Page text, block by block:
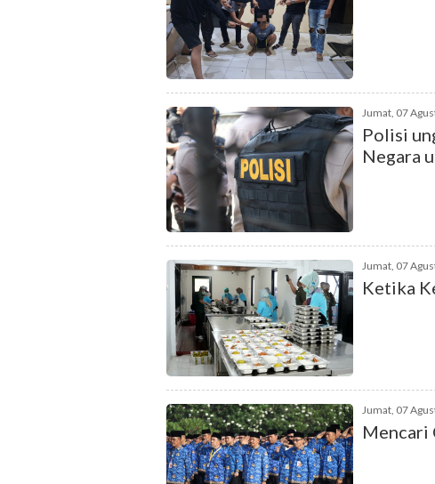
Jumat, 07
Polisi
Negara
Jumat, 07
Ketika
Jumat, 07
Mencari